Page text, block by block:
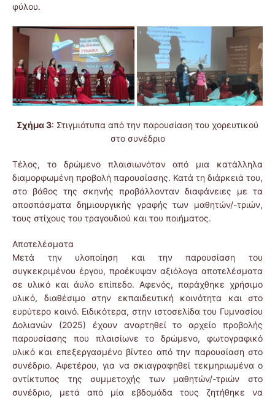
φύλου.
Σχήμα 3: Στιγμιότυπα από την παρουσίαση του χορευτικού
στο συνέδριο
Τέλος, το δρώμενο πλαισιωνόταν από μια κατάλληλα
διαμορφωμένη προβολή παρουσίασης. Κατά τη διάρκειά του,
στο βάθος της σκηνής προβάλλονταν διαφάνειες με τα
αποσπάσματα δημιουργικής γραφής των μαθητών/-τριών,
τους στίχους του τραγουδιού και του ποιήματος.
Αποτελέσματα
Μετά την υλοποίηση και την παρουσίαση του
συγκεκριμένου έργου, προέκυψαν αξιόλογα αποτελέσματα
σε υλικό και άυλο επίπεδο. Αφενός, παράχθηκε χρήσιμο
υλικό, διαθέσιμο στην εκπαιδευτική κοινότητα και στο
ευρύτερο κοινό. Ειδικότερα, στην ιστοσελίδα του Γυμνασίου
Δολιανών (2025) έχουν αναρτηθεί το αρχείο προβολής
παρουσίασης που πλαισίωνε το δρώμενο, φωτογραφικό
υλικό και επεξεργασμένο βίντεο από την παρουσίαση στο
συνέδριο. Αφετέρου, για να σκιαγραφηθεί τεκμηριωμένα ο
αντίκτυπος της συμμετοχής των μαθητών/-τριών στο
συνέδριο, μετά από μία εβδομάδα τους ζητήθηκε να